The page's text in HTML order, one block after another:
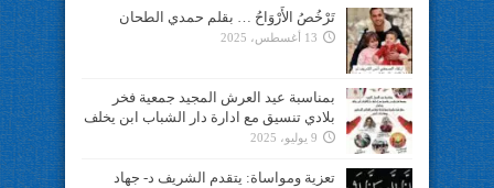
تَرْخُصُ الأَرْوَاحُ … بقلم حمدي الطحان
13 أغسطس، 2025
بمناسبة عيد العرش المجيد جمعية فخر
بلادي تنسيق مع ادارة دار الشباب ابن يخلف
9 يوليو، 2025
تعزية ومواساة: يتقدم الشريف د- جهاد